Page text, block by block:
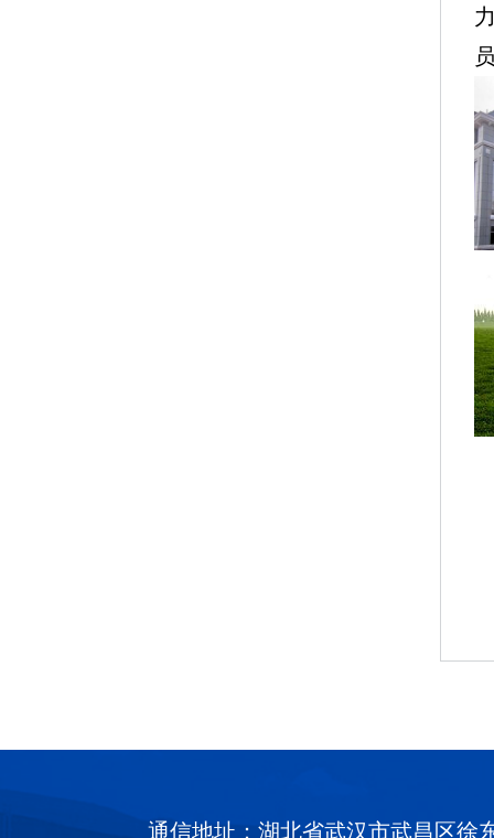
通信地址：湖北省武汉市武昌区徐